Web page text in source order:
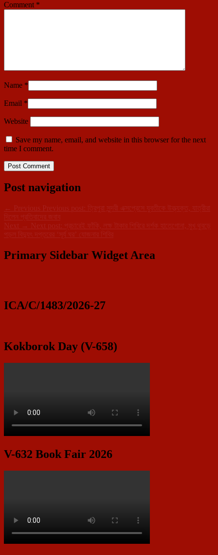
Comment *
Name *
Email *
Website
Save my name, email, and website in this browser for the next
time I comment.
Post navigation
← Previous Previous post:
ত্রিপুরা সুন্দরী এক্সপ্রেসে যুবতীকে উত্ত্যক্ত, যাত্রীরা
দিলেন প্রতিবাদের জবাব
Next → Next post:
প্রচারেই ফাঁকি, লক্ষ টাকার শিবিরে দর্শক হাতেগোনা, মুখ থুবড়ে
পড়ল বিদ্যুৎ দপ্তরের ‘সূর্য ঘর’ যোজনার শিবির
Primary Sidebar Widget Area
ICA/C/1483/2026-27
Kokborok Day (V-658)
V-632 Book Fair 2026